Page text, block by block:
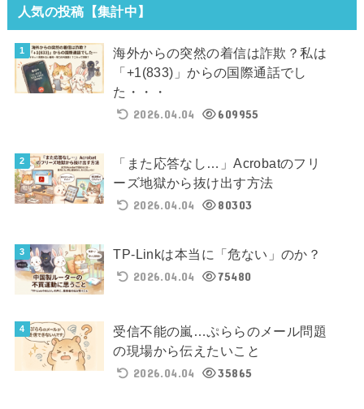
人気の投稿【集計中】
海外からの突然の着信は詐欺？私は
「+1(833)」からの国際通話でし
た・・・
2026.04.04
609955
「また応答なし…」Acrobatのフリ
ーズ地獄から抜け出す方法
2026.04.04
80303
TP-Linkは本当に「危ない」のか？
2026.04.04
75480
受信不能の嵐…ぷららのメール問題
の現場から伝えたいこと
2026.04.04
35865